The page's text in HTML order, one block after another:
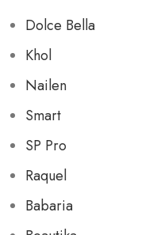
Dolce Bella
Khol
Nailen
Smart
SP Pro
Raquel
Babaria